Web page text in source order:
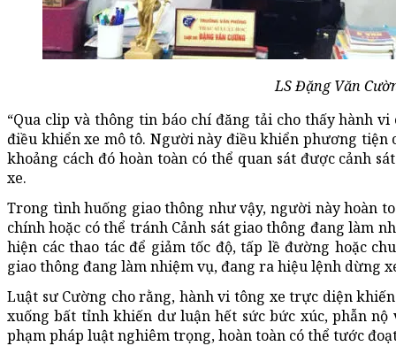
LS Đặng Văn
“Qua clip và thông tin báo chí đăng tải cho thấy hành
điều khiển xe mô tô. Người này điều khiển phương tiện
khoảng cách đó hoàn toàn có thể quan sát được cảnh
xe.
Trong tình huống giao thông như vậy, người này hoàn
chính hoặc có thể tránh Cảnh sát giao thông đang làm
hiện các thao tác để giảm tốc độ, tấp lề đường hoặc
giao thông đang làm nhiệm vụ, đang ra hiệu lệnh dừng
Luật sư Cường cho rằng, hành vi tông xe trực diện
xuống bất tỉnh khiến dư luận hết sức bức xúc, phẫn
phạm pháp luật nghiêm trọng, hoàn toàn có thể tước